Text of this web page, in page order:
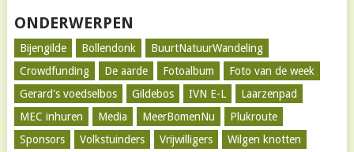
ONDERWERPEN
Bijengilde Bollendonk
BuurtNatuurWandeling
Crowdfunding
De aarde Fotoalbum
Foto van de week
Gerard's voedselbos
Gildebos IVN E-L
Laarzenpad
MEC inhuren
Media MeerBomenNu
Plukroute
Sponsors
Volkstuinders Vrijwilligers
Wilgen knotten